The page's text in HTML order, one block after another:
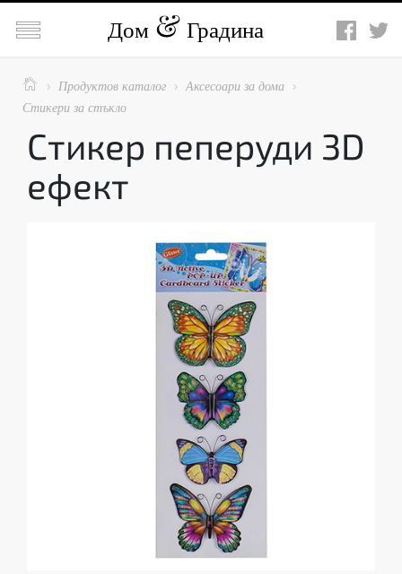
 Дом Градина
  Продуктов каталог  Аксесоари за дома 
Стикери за стъкло
Стикер пеперуди 3D
ефект